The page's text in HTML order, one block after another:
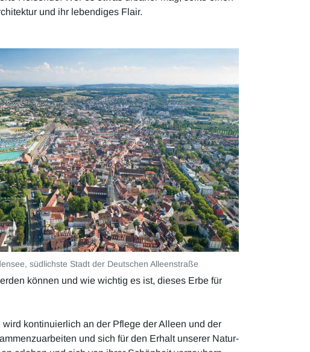
und ihr lebendiges Flair.
südlichste Stadt der Deutschen Alleenstraße
können und wie wichtig es ist, dieses Erbe für
kontinuierlich an der Pflege der Alleen und der
und sich für den Erhalt unserer Natur-